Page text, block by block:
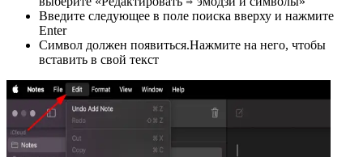
Введите следующее в поле поиска вверху и нажмите
Enter
Символ должен появиться.Нажмите на него, чтобы
вставить в свой текст